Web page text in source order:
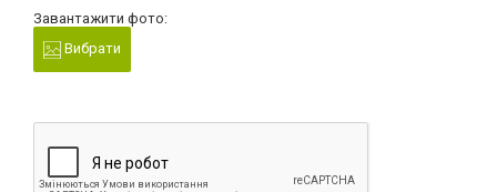
Завантажити фото:
Вибрати